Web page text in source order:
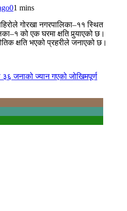
01 mins
गोरखा नगरपालिका–११ स्थित
को एक घरमा क्षति पुर्‍याएको छ।
क्षति भएको प्रहरीले जनाएको छ।